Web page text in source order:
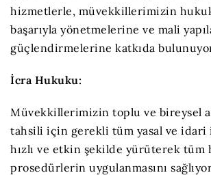
hizmetlerle, müvekkillerimizin
başarıyla yönetmelerine ve mali
güçlendirmelerine katkıda
İcra Hukuku:
Müvekkillerimizin toplu ve bireysel
tahsili için gerekli tüm yasal ve idari
hızlı ve etkin şekilde yürüterek tüm
prosedürlerin uygulanmasını